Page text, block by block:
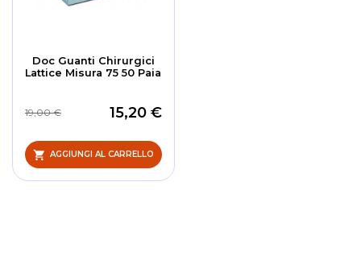
Doc Guanti Chirurgici
Lattice Misura 75 50 Paia
15,20 €
19,00 €
AGGIUNGI AL CARRELLO